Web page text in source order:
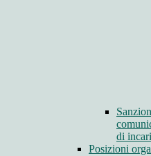
di
Posizioni